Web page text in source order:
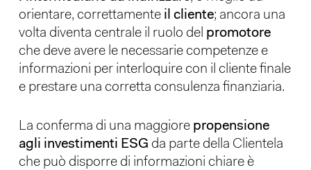
orientare, correttamente il cliente; ancora una
volta diventa centrale il ruolo del promotore
che deve avere le necessarie competenze e
informazioni per interloquire con il cliente finale
e prestare una corretta consulenza finanziaria.
La conferma di una maggiore propensione
agli investimenti ESG da parte della Clientela
che può disporre di informazioni chiare è